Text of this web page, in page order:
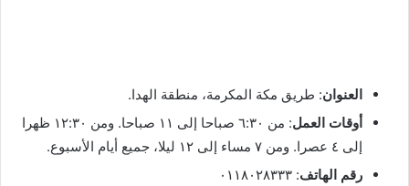
العنوان: طريق مكة المكرمة، منطقة الهدا.
أوقات العمل
: من ٦:٣٠ صباحا إلى ١١ صباحا. ومن ١٢:٣٠ ظهرا
إلى ٤ عصرا. ومن ٧ مساء إلى ١٢ ليلا، جميع أيام الأسبوع.
رقم الهاتف: ٠١١٨٠٢٨٣٣٣